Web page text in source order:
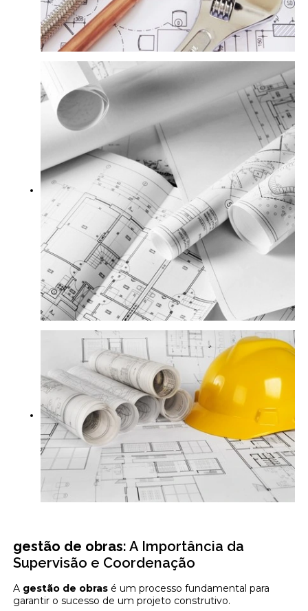
gestão de obras: A Importância da
Supervisão e Coordenação
A gestão de obras é um processo fundamental para
garantir o sucesso de um projeto construtivo.